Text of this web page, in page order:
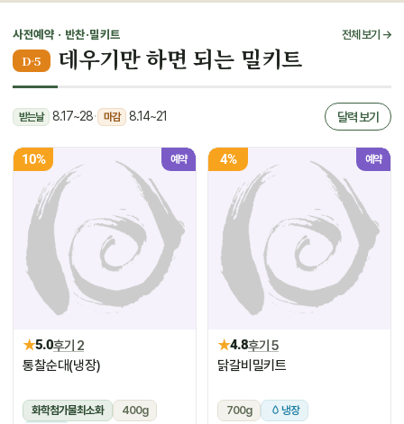
사전예약 · 반찬·밀키트 전체 보기 →
D-5 데우기만 하면 되는 밀키트
받는날 8.17~28· 마감 8.14~21 달력 보기
10% 예약
★5.0후기 2
통찰순대(냉장)
화학첨가물최소화
400g
4% 예약
★4.8후기 5
닭갈비밀키트
700g 냉장